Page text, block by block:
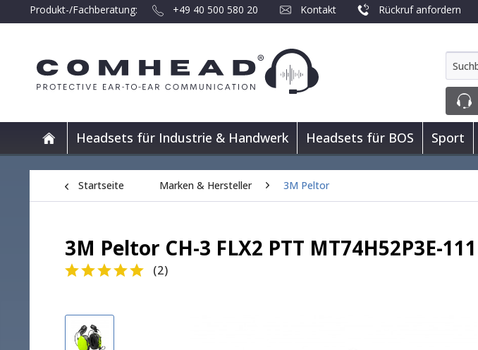
Produkt-/Fachberatung: +49 40 500 580 20 Kontakt Rückruf anfordern
Headsets für Industrie & Handwerk Headsets für BOS Sport
Startseite Marken & Hersteller 3M Peltor
3M Peltor CH-3 FLX2 PTT MT74H52P3E-111
(2)